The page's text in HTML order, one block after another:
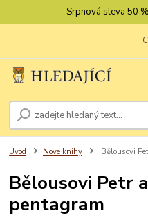
Srpnová sleva 50
Úvod Nové knihy Bělousovi
Bělousovi Petr
pentagram